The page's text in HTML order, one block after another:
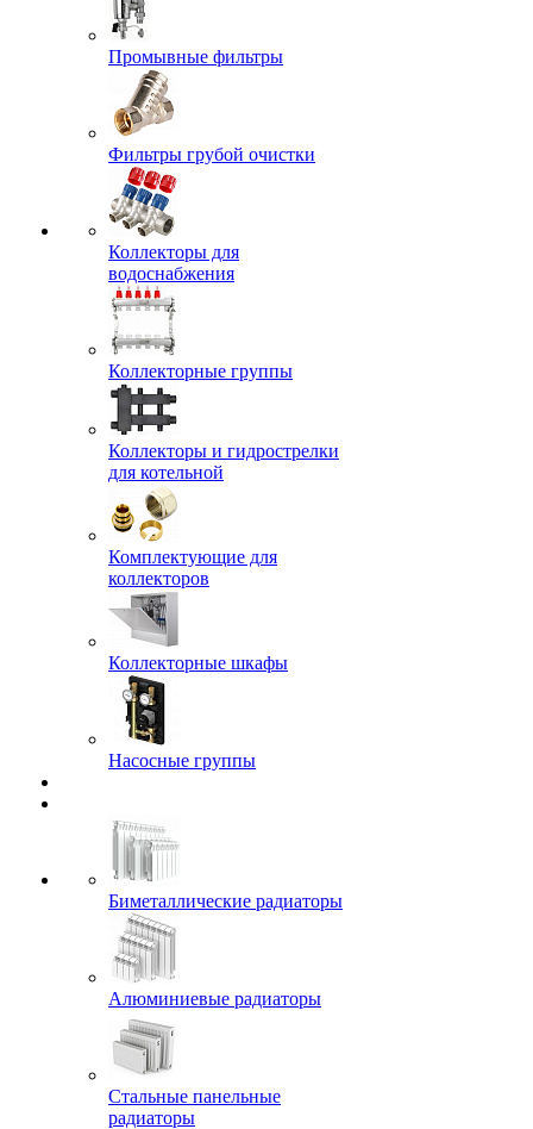
Промывные фильтры
Фильтры грубой очистки
Коллекторы для
водоснабжения
Коллекторные группы
Коллекторы и гидрострелки
для котельной
Комплектующие для
коллекторов
Коллекторные шкафы
Насосные группы
Биметаллические радиаторы
Алюминиевые радиаторы
Стальные панельные
радиаторы